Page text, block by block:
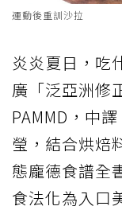
運動後重訓沙拉
炎炎夏日，吃
廣「泛亞洲修
PAMMD，中
瑩，結合烘焙
態龐德食譜全
食法化為入口